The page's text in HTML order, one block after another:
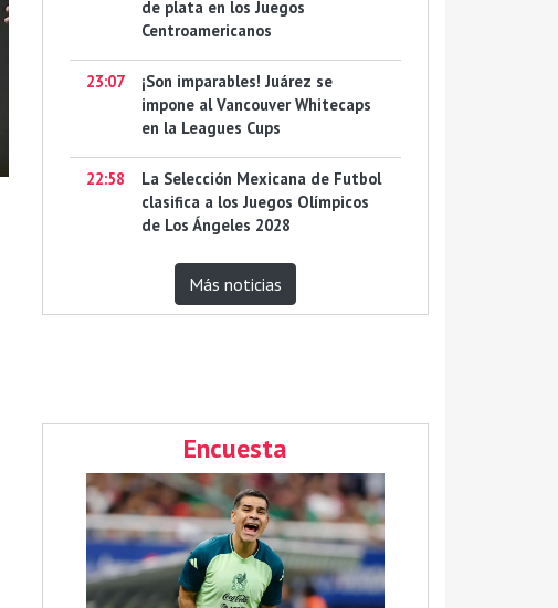
de plata en los Juegos
Centroamericanos
23:07
¡Son imparables! Juárez se
impone al Vancouver Whitecaps
en la Leagues Cups
22:58
La Selección Mexicana de Futbol
clasifica a los Juegos Olímpicos
de Los Ángeles 2028
Más noticias
Encuesta